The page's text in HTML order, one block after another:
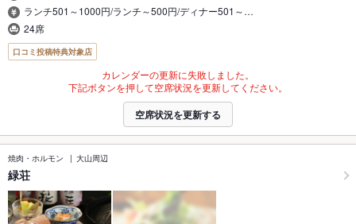
ランチ501～1000円/ランチ～500円/ディナー501～…
24席
口コミ投稿特典対象店
カレンダーの更新に失敗しました。
下記ボタンを押して空席状況を更新してください。
空席状況を更新する
焼肉・ホルモン 大山周辺
緑荘